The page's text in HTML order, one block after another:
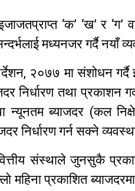
‘क’ ‘ख’ र ‘ग’
मध्यनजर गर्दै नयाँ
२०७७ मा संशोधन गर्दै
निर्धारण तथा प्रकाशन
ब्याजदर (कल
निर्धारण गर्न सक्ने
संस्थाले जुनसुकै
महिना प्रकाशित